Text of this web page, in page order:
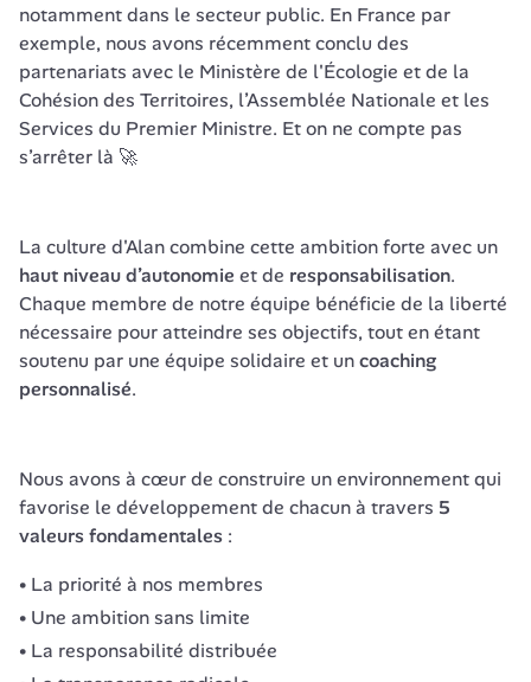
notamment dans le secteur public. En France par
exemple, nous avons récemment conclu des
partenariats avec le Ministère de l'Écologie et de la
Cohésion des Territoires, l’Assemblée Nationale et les
Services du Premier Ministre. Et on ne compte pas
s’arrêter là 🚀
haut niveau d’autonomie et de responsabilisation.
Chaque membre de notre équipe bénéficie de la liberté
nécessaire pour atteindre ses objectifs, tout en étant
soutenu par une équipe solidaire et un coaching
personnalisé.
Nous avons à cœur de construire un environnement qui
favorise le développement de chacun à travers 5
valeurs fondamentales :
La priorité à nos membres
Une ambition sans limite
La responsabilité distribuée